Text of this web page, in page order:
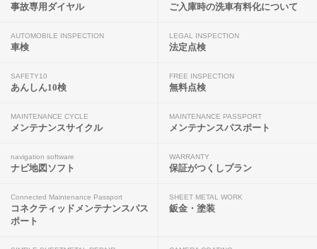
事故専用ダイヤル ご入庫時の洗車有料化について
AUTOMOBILE INSPECTION
車検
LEGAL INSPECTION
法定点検
SAFETY10
あんしん10検
FREE INSPECTION
無料点検
MAINTENANCE CYCLE
メンテナンスサイクル
MAINTENANCE PASSPORT
メンテナンスパスポート
navigation software
ナビ地図ソフト
WARRANTY
保証がつくしプラン
Connected Maintenance Passport
コネクティッドメンテナンスパス
ポート
SHEET METAL WORK
鈑金・塗装